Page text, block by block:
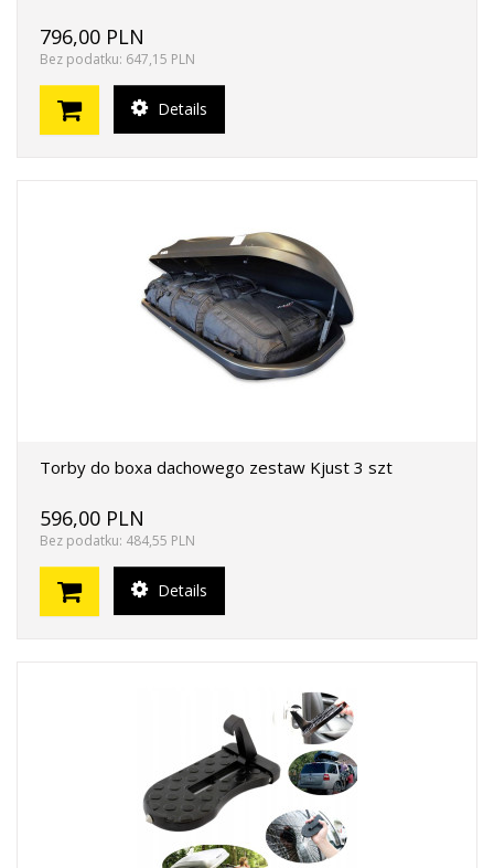
796,00 PLN
Bez podatku: 647,15 PLN
Details
Torby do boxa dachowego zestaw Kjust 3 szt
596,00 PLN
Bez podatku: 484,55 PLN
Details